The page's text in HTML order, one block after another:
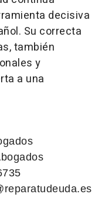
decisiva
Su correcta
también
y
a una